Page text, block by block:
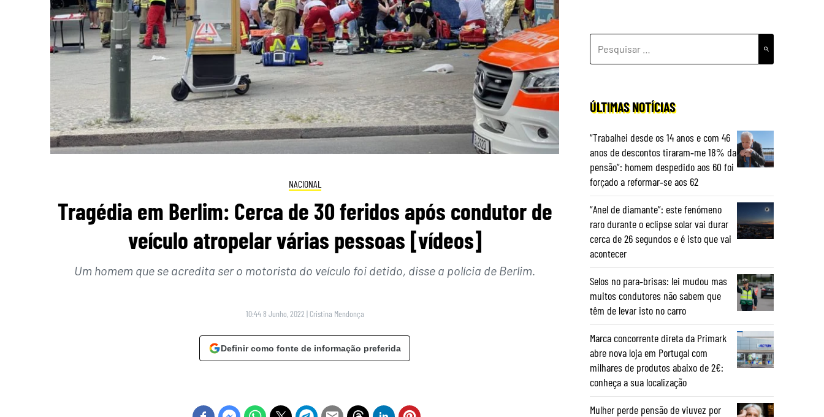
NACIONAL
Tragédia em Berlim: Cerca de 30 feridos após condutor de
veículo atropelar várias pessoas [vídeos]
Um homem que se acredita ser o motorista do veículo foi detido, disse a polícia de Berlim.
10:44 8 Junho, 2022 | Cristina Mendonça
Definir como fonte de informação preferida
POR:
ÚLTIMAS NOTÍCIAS
“Trabalhei desde os 14 anos e com 46
anos de descontos tiraram‑me 18% da
pensão”: homem despedido aos 60 foi
forçado a reformar‑se aos 62
“Anel de diamante”: este fenómeno
raro durante o eclipse solar vai durar
cerca de 26 segundos e é isto que vai
acontecer
Selos no para‑brisas: lei mudou mas
muitos condutores não sabem que
têm de levar isto no carro
Marca concorrente direta da Primark
abre nova loja em Portugal com
milhares de produtos abaixo de 2€:
conheça a sua localização
Mulher perde pensão de viuvez por